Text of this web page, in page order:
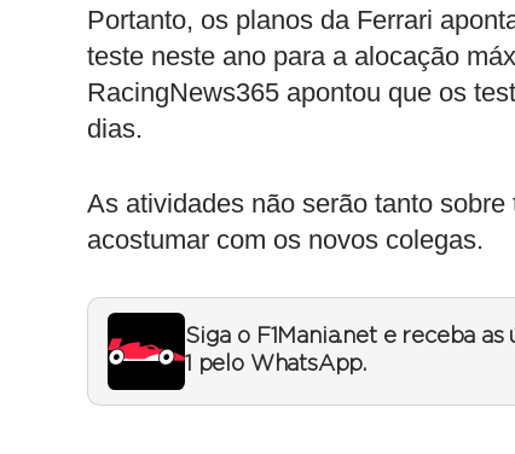
Portanto, os planos da Ferrari
teste neste ano para a alocação
RacingNews365 apontou que os
dias.
As atividades não serão tanto
acostumar com os novos colegas.
Siga o F1Mania.net e receba
1 pelo WhatsApp.